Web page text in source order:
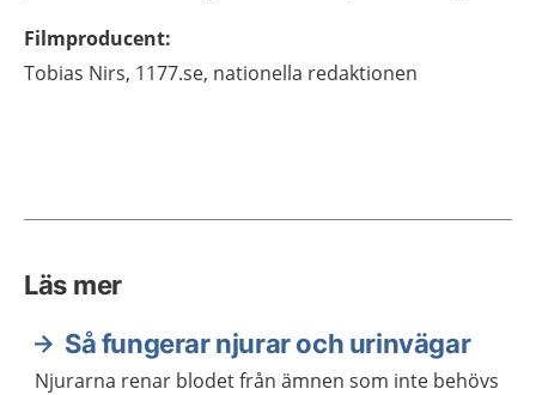
Filmproducent:
Tobias Nirs, 1177.se, nationella redaktionen
Läs mer
Så fungerar njurar och urinvägar
Njurarna renar blodet från ämnen som inte behövs